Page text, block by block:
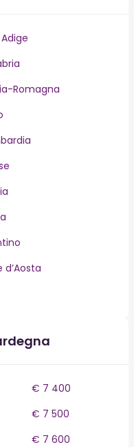
Romagna
d’Aosta
€ 7 400
€ 7 500
€ 7 600